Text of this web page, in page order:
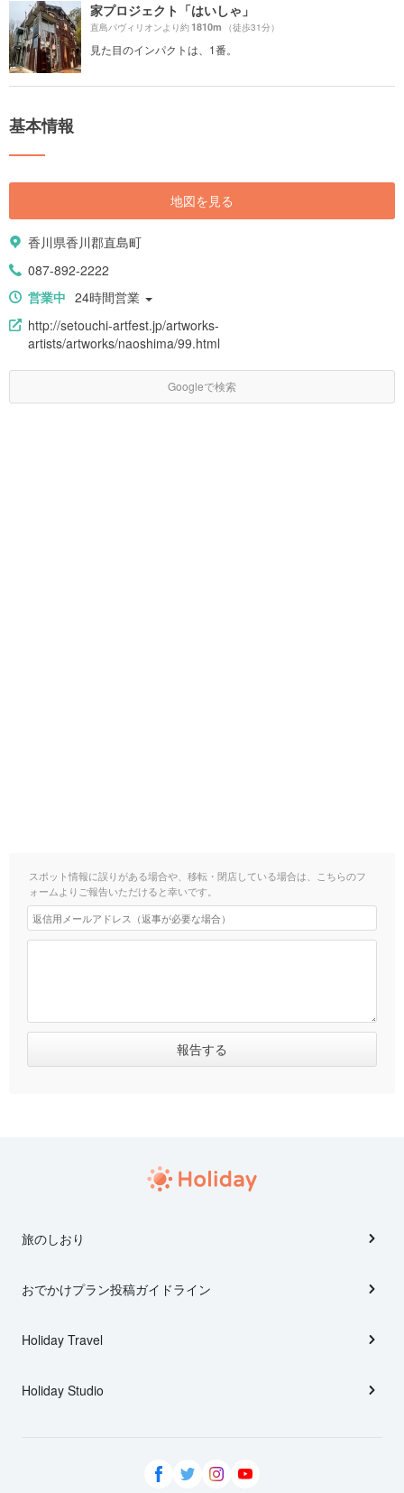
家プロジェクト「はいしゃ」
直島パヴィリオンより約1810m （徒歩31分）
見た目のインパクトは、1番。
基本情報
地図を見る
香川県香川郡直島町
087-892-2222
営業中 24時間営業
http://setouchi-artfest.jp/artworks-
artists/artworks/naoshima/99.html
Googleで検索
スポット情報に誤りがある場合や、移転・閉店している場合は、こちらのフ
ォームよりご報告いただけると幸いです。
旅のしおり
おでかけプラン投稿ガイドライン
Holiday Travel
Holiday Studio